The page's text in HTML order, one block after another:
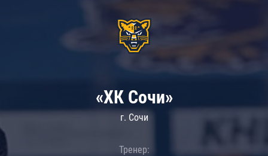
«ХК Сочи»
г. Сочи
Тренер: